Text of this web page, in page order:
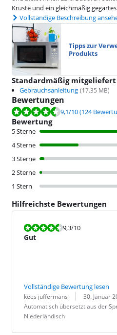
Kruste und ein gleichmäßig
Vollständige Beschreibung
Tipps zur
Produkts
Standardmäßig mitgeliefert
Gebrauchsanleitung (17.35 MB)
Bewertungen
Bewertet mit 9,1 von 10, basierend auf
9,1/10(124
Bewertung
5 Sterne
4 Sterne
3 Sterne
2 Sterne
1 Stern
Hilfreichste Bewertungen
Bewertet mit 9,3 von 10.
9,3/10
Gut
Vollständige Bewertung lesen
Bewertung von:
kees juffermans
Datum: 30. Januar
Übersetzung:
Automatisch übersetzt aus der
Niederländisch